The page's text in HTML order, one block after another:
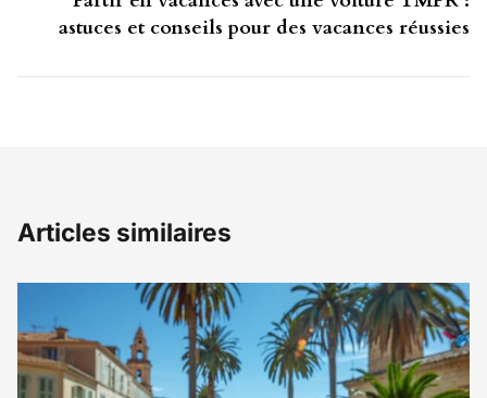
astuces et conseils pour des vacances réussies
Articles similaires